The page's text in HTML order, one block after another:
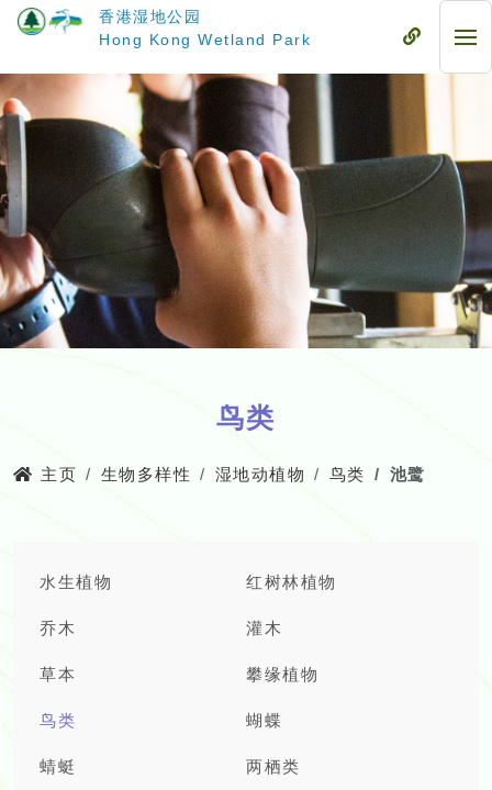
要
内
容
香港湿地公园
Hong Kong Wetland Park
流
流
动
鸟类
主页 生物多样性 湿地动植物 鸟类 池鹭
水生植物 红树林植物
乔木 灌木
草本 攀缘植物
鸟类 蝴蝶
蜻蜓 两栖类